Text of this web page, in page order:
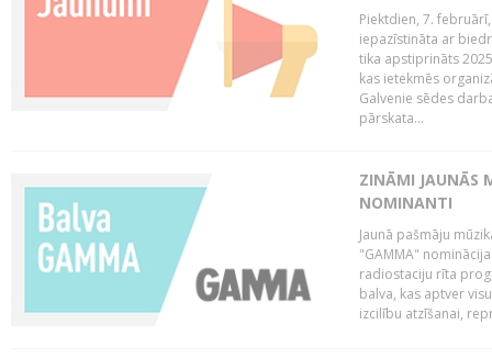
Piektdien, 7.
iepazīstināta ar
tika apstiprināts
kas ietekmēs
Galvenie sēdes
pārskata...
ZINĀMI JAUNĀS
NOMINANTI
Jaunā pašmāju
"GAMMA"
radiostaciju rīta
balva, kas aptver
izcilību atzīšanai,